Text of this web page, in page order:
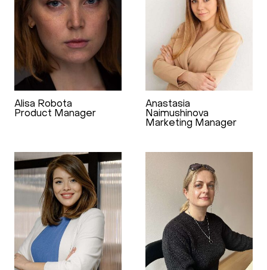
Alisa Robota
Product Manager
Anastasia
Naimushinova
Marketing Manager